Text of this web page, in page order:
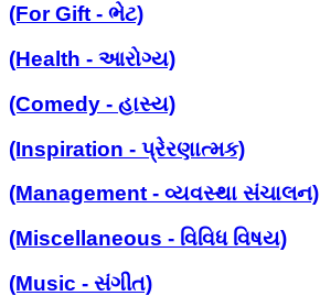
(For Gift - ભેટ)
(Health - આરોગ્ય)
(Comedy - હાસ્ય)
(Inspiration - પ્રેરણાત્મક)
(Management - વ્યવસ્થા સંચાલન)
(Miscellaneous - વિવિધ વિષય)
(Music - સંગીત)